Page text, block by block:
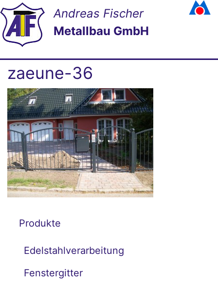
Andreas Fischer
Metallbau GmbH
zaeune-36
Produkte
Edelstahlverarbeitung
Fenstergitter